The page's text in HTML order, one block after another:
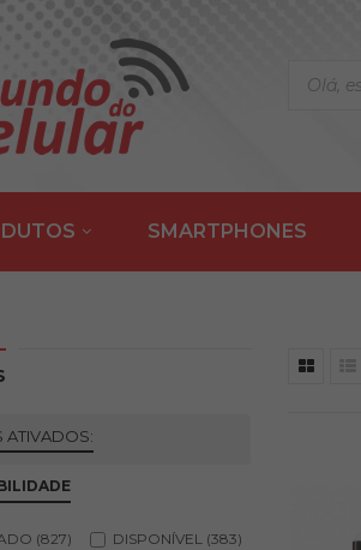
SMARTPHONES
ATIVADOS:
(827) DISPONÍVEL (383)